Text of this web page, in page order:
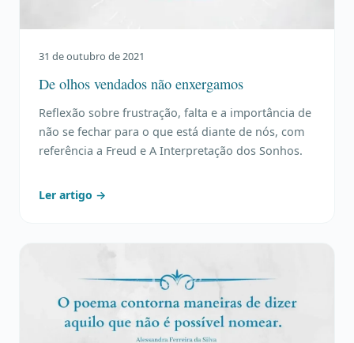
31 de outubro de 2021
De olhos vendados não enxergamos
Reflexão sobre frustração, falta e a importância de
não se fechar para o que está diante de nós, com
referência a Freud e A Interpretação dos Sonhos.
Ler artigo →